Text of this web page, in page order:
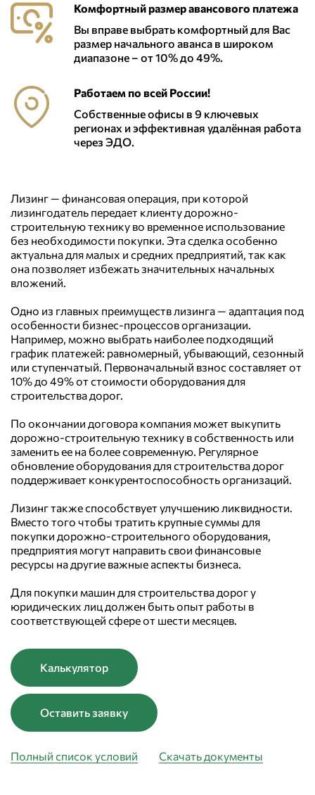
Комфортный размер авансового платежа
Вы вправе выбрать комфортный для Вас
размер начального аванса в широком
диапазоне – от 10% до 49%.
Работаем по всей России!
Собственные офисы в 9 ключевых
регионах и эффективная удалённая работа
через ЭДО.
Лизинг — финансовая операция, при которой
лизингодатель передает клиенту дорожно-
строительную технику во временное использование
без необходимости покупки. Эта сделка особенно
актуальна для малых и средних предприятий, так как
она позволяет избежать значительных начальных
вложений.
Одно из главных преимуществ лизинга — адаптация под
особенности бизнес-процессов организации.
Например, можно выбрать наиболее подходящий
график платежей: равномерный, убывающий, сезонный
или ступенчатый. Первоначальный взнос составляет от
10% до 49% от стоимости оборудования для
строительства дорог.
По окончании договора компания может выкупить
дорожно-строительную технику в собственность или
заменить ее на более современную. Регулярное
обновление оборудования для строительства дорог
поддерживает конкурентоспособность организаций.
Лизинг также способствует улучшению ликвидности.
Вместо того чтобы тратить крупные суммы для
покупки дорожно-строительного оборудования,
предприятия могут направить свои финансовые
ресурсы на другие важные аспекты бизнеса.
Для покупки машин для строительства дорог у
юридических лиц должен быть опыт работы в
соответствующей сфере от шести месяцев.
Калькулятор
Оставить заявку
Полный список условий Скачать документы